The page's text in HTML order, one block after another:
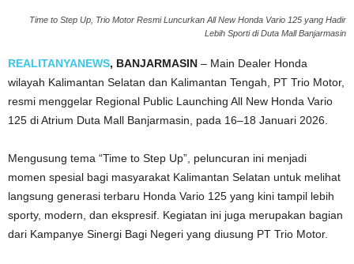
Time to Step Up, Trio Motor Resmi Luncurkan All New Honda Vario 125 yang Hadir
Lebih Sporti di Duta Mall Banjarmasin
REALITANYANEWS, BANJARMASIN – Main Dealer Honda
wilayah Kalimantan Selatan dan Kalimantan Tengah, PT Trio Motor,
resmi menggelar Regional Public Launching All New Honda Vario
125 di Atrium Duta Mall Banjarmasin, pada 16–18 Januari 2026.
Mengusung tema “Time to Step Up”, peluncuran ini menjadi
momen spesial bagi masyarakat Kalimantan Selatan untuk melihat
langsung generasi terbaru Honda Vario 125 yang kini tampil lebih
sporty, modern, dan ekspresif. Kegiatan ini juga merupakan bagian
dari Kampanye Sinergi Bagi Negeri yang diusung PT Trio Motor.